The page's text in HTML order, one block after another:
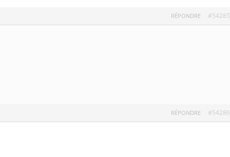
#54285
RÉPONDRE
#54286
RÉPONDRE